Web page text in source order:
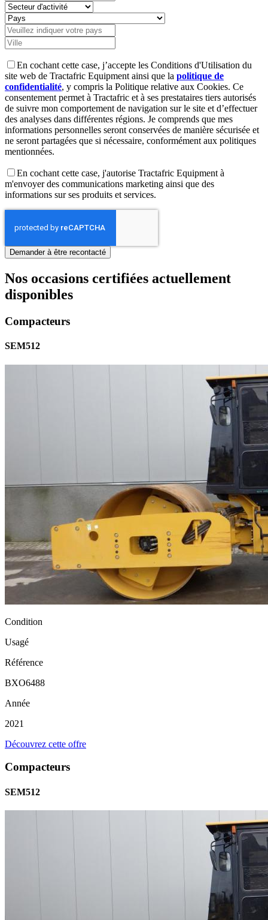
En cochant cette case, j’accepte les Conditions d'Utilisation du
site web de Tractafric Equipment ainsi que la politique de
confidentialité, y compris la Politique relative aux Cookies. Ce
consentement permet à Tractafric et à ses prestataires tiers autorisés
de suivre mon comportement de navigation sur le site et d’effectuer
des analyses dans différentes régions. Je comprends que mes
informations personnelles seront conservées de manière sécurisée et
ne seront partagées que si nécessaire, conformément aux politiques
mentionnées.
En cochant cette case, j'autorise Tractafric Equipment à
m'envoyer des communications marketing ainsi que des
informations sur ses produits et services.
Nos occasions certifiées actuellement
disponibles
Compacteurs
SEM512
Condition
Usagé
Référence
BXO6488
Année
2021
Découvrez cette offre
Compacteurs
SEM512